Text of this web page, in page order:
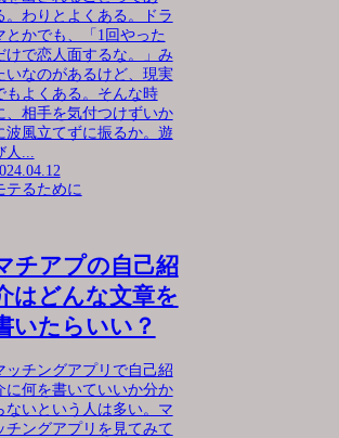
。わりとよくある。ドラ
とかでも、「1回やった
けで恋人面するな。」み
いなのがあるけど、現実
もよくある。そんな時
、相手を気付つけずいか
波風立てずに振るか。遊
人...
テるために
チアプの自己紹
はどんな文章を
いたらいい？
ッチングアプリで自己紹
に何を書いていいか分か
ないという人は多い。マ
チングアプリを見てみて